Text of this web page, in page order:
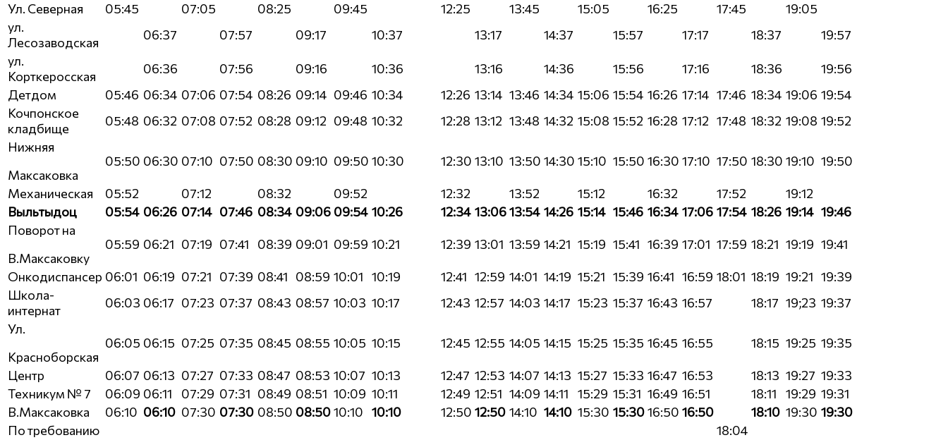
Ул. Северная
05:45 07:05 08:25 09:45 12:25 13:45 15:05 16:25 17:45
19:05
ул.
Лесозаводская
06:37 07:57 09:17 10:37 13:17 14:37 15:57 17:17 18:37
19:57
ул.
Корткеросская
06:36 07:56 09:16 10:36 13:16 14:36 15:56 17:16 18:36
19:56
Детдом
05:46 06:34 07:06 07:54 08:26 09:14 09:46 10:34 12:26 13:14 13:46 14:34 15:06 15:54 16:26 17:14 17:46 18:34 19:06 19:54
Кочпонское
кладбище
05:48 06:32 07:08 07:52 08:28 09:12 09:48 10:32 12:28 13:12 13:48 14:32 15:08 15:52 16:28 17:12 17:48 18:32 19:08 19:52
Нижняя
Максаковка
05:50 06:30 07:10 07:50 08:30 09:10 09:50 10:30 12:30 13:10 13:50 14:30 15:10 15:50 16:30 17:10 17:50 18:30 19:10 19:50
Механическая 05:52 07:12 08:32 09:52 12:32 13:52 15:12 16:32 17:52
19:12
Выльтыдоц
05:54 06:26 07:14 07:46 08:34 09:06 09:54 10:26 12:34 13:0613:54 14:26 15:14 15:46 16:34 17:06 17:54 18:26 19:14 19:46
Поворот на
В.Максаковку
05:59 06:21 07:19 07:41 08:39 09:01 09:59 10:21 12:39 13:01 13:59 14:21 15:19 15:41 16:39 17:01 17:59 18:21 19:19 19:41
Онкодиспансер 06:01 06:19 07:21 07:39 08:41 08:59 10:01 10:19 12:41 12:59 14:01 14:19 15:21 15:39 16:41 16:59 18:01 18:19 19:21 19:39
Школа-
интернат
06:03 06:17 07:23 07:37 08:43 08:57 10:03 10:17 12:43 12:57 14:03 14:17 15:23 15:37 16:43 16:57 18:17 19;23 19:37
Ул.
Красноборская
06:05 06:15 07:25 07:35 08:45 08:55 10:05 10:15 12:45 12:55 14:05 14:15 15:25 15:35 16:45 16:55 18:15 19:25 19:35
Центр 06:07 06:13 07:27 07:33 08:47 08:53 10:07 10:13 12:47 12:53 14:07 14:13 15:27 15:33 16:47 16:53 18:13 19:27 19:33
Техникум № 7
06:09 06:11 07:29 07:31 08:49 08:51 10:09 10:11 12:49 12:51 14:09 14:11 15:29 15:31 16:49 16:51 18:11 19:29 19:31
В.Максаковка
06:10 06:10 07:30 07:30 08:50 08:5010:10 10:10 12:50 12:50 14:10 14:10 15:30 15:3016:50 16:50 18:10 19:30 19:30
По требованию
18:04